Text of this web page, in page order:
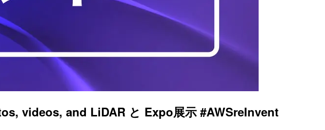
videos, and LiDAR と Expo展示 #AWSreInvent